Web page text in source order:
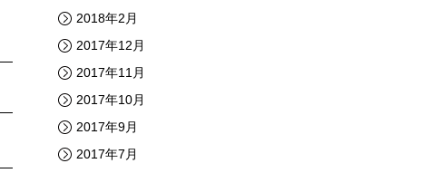
2018年2月
2017年12月
2017年11月
2017年10月
2017年9月
2017年7月